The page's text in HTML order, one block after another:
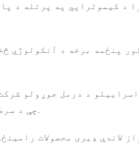
د کیموتراپي په پرتله د
پلور پنځمه برخه د
د درمل جوړولو
چې د سرطان درملنې لپاره د انټي باډي محصولاتو پراختیا ته وده ورکوي.
لاندې ډیری محصولات